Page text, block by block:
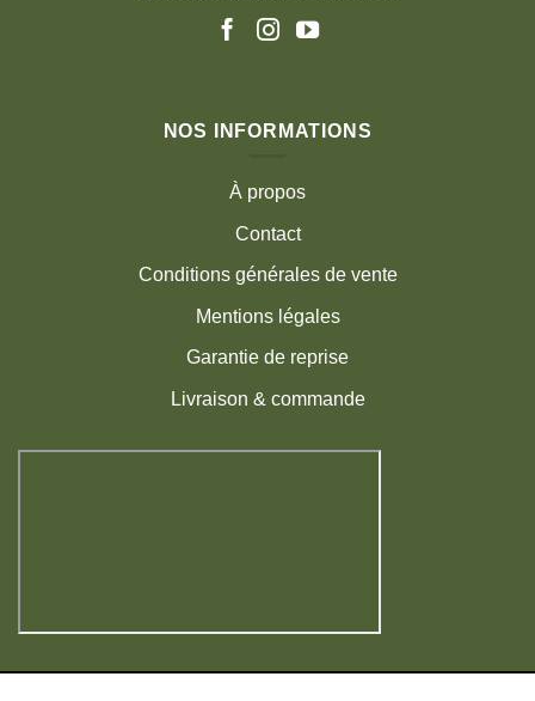
NOS INFORMATIONS
À propos
Contact
Conditions générales de vente
Mentions légales
Garantie de reprise
Livraison & commande